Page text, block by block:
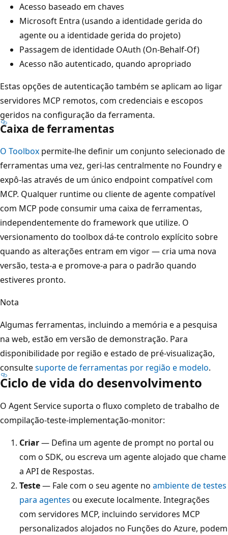
Acesso baseado em chaves
Microsoft Entra (usando a identidade gerida do
agente ou a identidade gerida do projeto)
Passagem de identidade OAuth (On-Behalf-Of)
Acesso não autenticado, quando apropriado
Estas opções de autenticação também se aplicam ao ligar
servidores MCP remotos, com credenciais e escopos
geridos na configuração da ferramenta.
Caixa de ferramentas
O Toolbox permite-lhe definir um conjunto selecionado de
ferramentas uma vez, geri-las centralmente no Foundry e
expô-las através de um único endpoint compatível com
MCP. Qualquer runtime ou cliente de agente compatível
com MCP pode consumir uma caixa de ferramentas,
independentemente do framework que utilize. O
versionamento do toolbox dá-te controlo explícito sobre
quando as alterações entram em vigor — cria uma nova
versão, testa-a e promove-a para o padrão quando
estiveres pronto.
Nota
Algumas ferramentas, incluindo a memória e a pesquisa
na web, estão em versão de demonstração. Para
disponibilidade por região e estado de pré-visualização,
consultesuporte de ferramentas por região e modelo.
Ciclo de vida do desenvolvimento
O Agent Service suporta o fluxo completo de trabalho de
compilação-teste-implementação-monitor:
Criar— Defina um agente de prompt no portal ou
com o SDK, ou escreva um agente alojado que chame
a API de Respostas.
Teste— Fale com o seu agente no ambiente de testes
para agentes ou execute localmente. Integrações
com servidores MCP, incluindo servidores MCP
personalizados alojados no Funções do Azure, podem